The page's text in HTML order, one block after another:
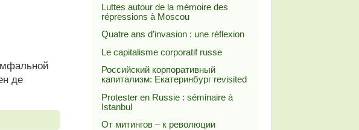
де
Luttes autour de la mémoire des
répressions à Moscou
Quatre ans d’invasion : une réflexion
Le capitalisme corporatif russe
Российский корпоративный
капитализм: Екатеринбург revisited
Protester en Russie : séminaire à
Istanbul
От митингов – к революции